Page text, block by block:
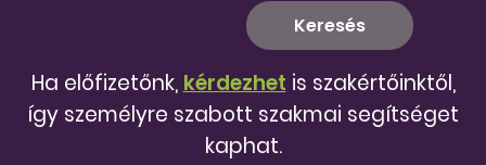
Ha előfizetőnk, kérdezhet is szakértőinktől,
így személyre szabott szakmai segítséget
kaphat.